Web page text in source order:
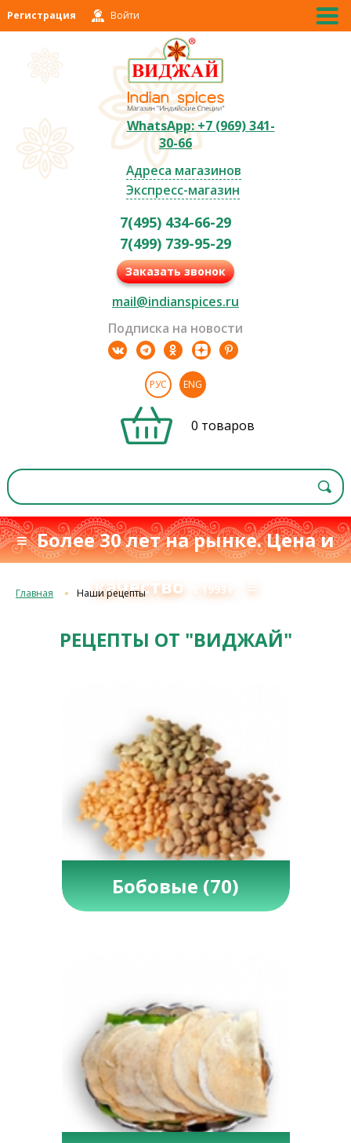
Регистрация Войти
WhatsApp: +7 (969) 341-
30-66
Адреса магазинов
Экспресс-магазин
7(495) 434-66-29
7(499) 739-95-29
Заказать звонок
mail@indianspices.ru
Подписка на новости
РУС ENG
0 товаров
≡ Более 30 лет на рынке. Цена и
качество
с 1993 г. ≡
Главная Наши рецепты
РЕЦЕПТЫ ОТ "ВИДЖАЙ"
Бобовые(70)